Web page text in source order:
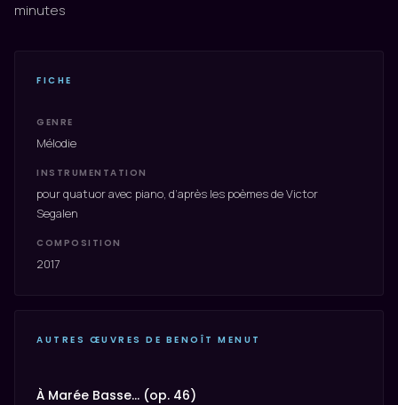
minutes
FICHE
GENRE
Mélodie
INSTRUMENTATION
pour quatuor avec piano, d’après les poèmes de Victor
Segalen
COMPOSITION
2017
AUTRES ŒUVRES DE BENOÎT MENUT
À Marée Basse… (op. 46)